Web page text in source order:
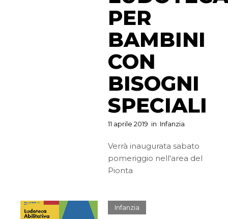
PER
BAMBINI
CON
BISOGNI
SPECIALI
11 aprile 2019 in Infanzia
Verrà inaugurata sabato
pomeriggio nell'area del
Pionta
Infanzia